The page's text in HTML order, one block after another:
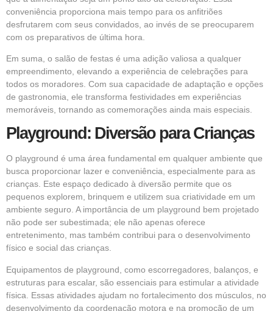
conveniência proporciona mais tempo para os anfitriões
desfrutarem com seus convidados, ao invés de se preocuparem
com os preparativos de última hora.
Em suma, o salão de festas é uma adição valiosa a qualquer
empreendimento, elevando a experiência de celebrações para
todos os moradores. Com sua capacidade de adaptação e opções
de gastronomia, ele transforma festividades em experiências
memoráveis, tornando as comemorações ainda mais especiais.
Playground: Diversão para Crianças
O playground é uma área fundamental em qualquer ambiente que
busca proporcionar lazer e conveniência, especialmente para as
crianças. Este espaço dedicado à diversão permite que os
pequenos explorem, brinquem e utilizem sua criatividade em um
ambiente seguro. A importância de um playground bem projetado
não pode ser subestimada; ele não apenas oferece
entretenimento, mas também contribui para o desenvolvimento
físico e social das crianças.
Equipamentos de playground, como escorregadores, balanços, e
estruturas para escalar, são essenciais para estimular a atividade
física. Essas atividades ajudam no fortalecimento dos músculos, no
desenvolvimento da coordenação motora e na promoção de um